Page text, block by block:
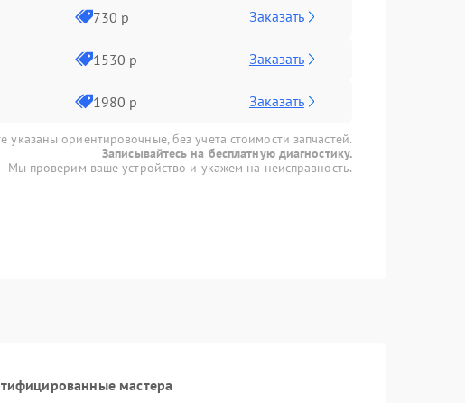
730 р Заказать
1530 р Заказать
1980 р Заказать
указаны ориентировочные, без учета стоимости запчастей.
Записывайтесь на бесплатную диагностику.
Мы проверим ваше устройство и укажем на неисправность.
мастера